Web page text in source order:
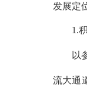
发展定
1.积
以参
流大通